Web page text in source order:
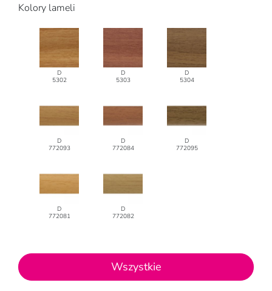
Kolory lameli
D
5302
D
5303
D
5304
D
772093
D
772084
D
772095
D
772081
D
772082
Wszystkie